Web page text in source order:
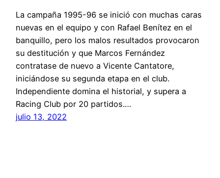
La campaña 1995-96 se inició con muchas caras
nuevas en el equipo y con Rafael Benítez en el
banquillo, pero los malos resultados provocaron
su destitución y que Marcos Fernández
contratase de nuevo a Vicente Cantatore,
iniciándose su segunda etapa en el club.
Independiente domina el historial, y supera a
Racing Club por 20 partidos.…
julio 13, 2022